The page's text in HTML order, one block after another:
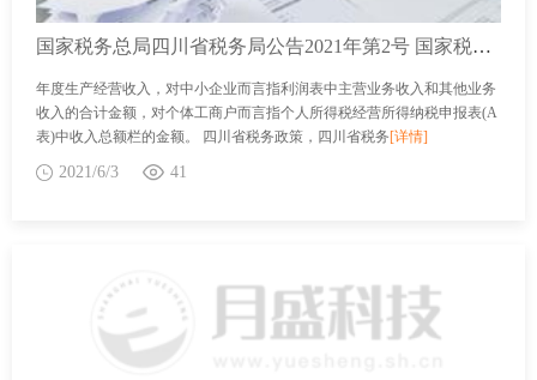
国家税务总局四川省税务局公告2021年第2号 国家税务总局四川省税务局 四川省财政厅关于继续免征疫情期间房产税 城镇土地使用税有关事项的公告
年度生产经营收入，对中小企业而言指利润表中主营业务收入和其他业务
收入的合计金额，对个体工商户而言指个人所得税经营所得纳税申报表(A
表)中收入总额栏的金额。 四川省税务政策，四川省税务[详情]
2021/6/3 41